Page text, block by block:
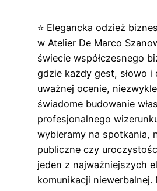
⭐ Elegancka odzież
w Atelier De Marco
świecie współczesnego
gdzie każdy gest, słowo i
uważnej ocenie,
świadome budowanie
profesjonalnego
wybieramy na spotkania,
publiczne czy
jeden z najważniejszych
komunikacji niewerbalnej.